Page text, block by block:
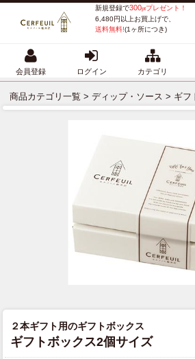
新規登録で300ptプレゼント！
6,480円以上お買上げで、
送料無料!(1ヶ所につき)
会員登録 ログイン カテゴリ
商品カテゴリ一覧 > ディップ・ソース > ギフ
２本ギフト用のギフトボックス
ギフトボックス2個サイズ